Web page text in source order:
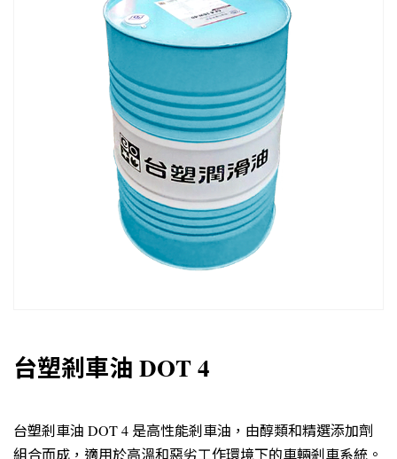
台塑剎車油 DOT 4
台塑剎車油 DOT 4 是高性能剎車油，由醇類和精選添加劑
組合而成，適用於高溫和惡劣工作環境下的車輛剎車系統。